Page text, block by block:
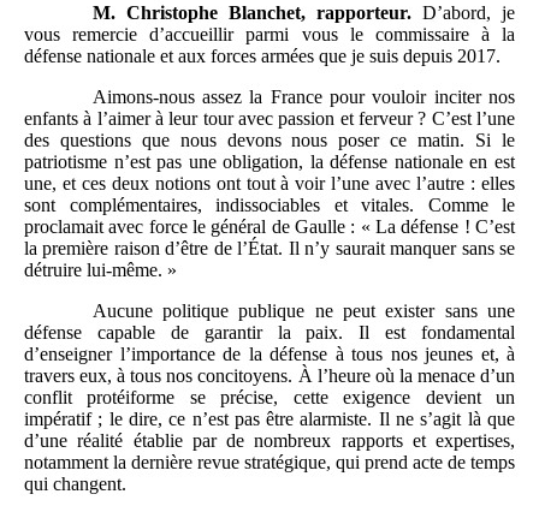
M. Christophe Blanchet, rapporteur.D’abord, je
vous remercie d’accueillir parmi vous le commissaire à la
défense nationale et aux forces armées que je suis depuis 2017.
Aimons-nous assez la France pour vouloir inciter nos
enfants à l’aimer à leur tour avec passion et ferveur ? C’est l’une
des questions que nous devons nous poser ce matin. Si le
patriotisme n’est pas une obligation, la défense nationale en est
une, et ces deux notions ont tout à voir l’une avec l’autre : elles
sont complémentaires, indissociables et vitales. Comme le
proclamait avec force le général de Gaulle : « La défense ! C’est
la première raison d’être de l’État. Il n’y saurait manquer sans se
détruire lui-même. »
Aucune politique publique ne peut exister sans une
défense capable de garantir la paix. Il est fondamental
d’enseigner l’importance de la défense à tous nos jeunes et, à
travers eux, à tous nos concitoyens. À l’heure où la menace d’un
conflit protéiforme se précise, cette exigence devient un
impératif ; le dire, ce n’est pas être alarmiste. Il ne s’agit là que
d’une réalité établie par de nombreux rapports et expertises,
notamment la dernière revue stratégique, qui prend acte de temps
qui changent.